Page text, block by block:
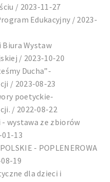
/ 2023-11-27
Edukacyjny / 2023-
Wystaw
/ 2023-10-20
Ducha”-
/ 2023-08-23
poetyckie-
/ 2022-08-22
wystawa ze zbiorów
13
- POPLENEROWA
19
dla dzieci i